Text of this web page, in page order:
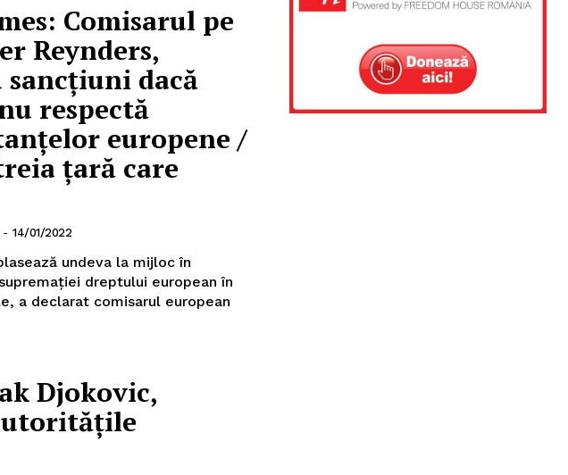
Comisarul pe
Reynders,
dacă
respectă
europene /
țară care
- 14/01/2022
undeva la mijloc în
dreptului european în
a declarat comisarul european
Djokovic,